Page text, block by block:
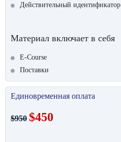
Действительный идентификатор
Материал включает в себя
E-Course
Поставки
Единовременная оплата
$950 $450